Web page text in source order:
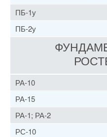
ПБ-1у
ПБ-2у
РА-10
РА-15
РА-1; РА-2
РС-10